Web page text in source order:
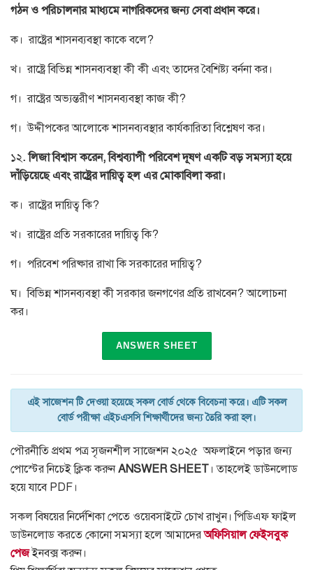
গঠন ও পরিচালনার মাধ্যমে নাগরিকদের জন্য সেবা প্রধান করে।
ক। রাষ্ট্রের শাসনব্যবস্থা কাকে বলে?
খ। রাষ্ট্রে বিভিন্ন শাসনব্যবস্থা কী কী এবং তাদের বৈশিষ্ট্য বর্ননা কর।
গ। রাষ্ট্রের অভ্যন্তরীণ শাসনব্যবস্থা কাজ কী?
গ। উদ্দীপকের আলোকে শাসনব্যবস্থার কার্যকারিতা বিশ্লেষণ কর।
১২. লিজা বিশ্বাস করেন, বিশ্বব্যাপী পরিবেশ দূষণ একটি বড় সমস্যা হয়ে
দাঁড়িয়েছে এবং রাষ্ট্রের দায়িত্ব হল এর মোকাবিলা করা।
ক। রাষ্ট্রের দায়িত্ব কি?
খ। রাষ্ট্রের প্রতি সরকারের দায়িত্ব কি?
গ। পরিবেশ পরিষ্কার রাখা কি সরকারের দায়িত্ব?
ঘ। বিভিন্ন শাসনব্যবস্থা কী সরকার জনগণের প্রতি রাখবেন? আলোচনা
কর।
ANSWER SHEET
এই সাজেশন টি দেওয়া হয়েছে সকল বোর্ড থেকে বিবেচনা করে। এটি সকল
বোর্ড পরীক্ষা এইচএসসি শিক্ষার্থীদের জন্য তৈরি করা হল।
পৌরনীতি প্রথম পত্র সৃজনশীল সাজেশন ২০২৫ অফলাইনে পড়ার জন্য
পোস্টের নিচেই ক্লিক করুনANSWER SHEET । তাহলেই ডাউনলোড
হয়ে যাবে PDF।
সকল বিষয়ের নির্দেশিকা পেতে ওয়েবসাইটে চোখ রাখুন। পিডিএফ ফাইল
ডাউনলোড করতে কোনো সমস্যা হলে আমাদেরঅফিসিয়াল ফেইসবুক
পেজইনবক্স করুন।